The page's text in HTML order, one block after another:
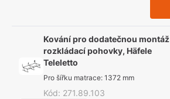
Kování pro dodatečnou montáž
rozkládací pohovky, Häfele
Teleletto
Pro šířku matrace: 1372 mm
Kód: 271.89.103